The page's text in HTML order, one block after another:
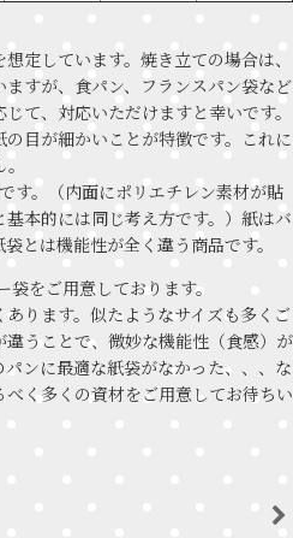
定しています。焼き立ての場合は、
すが、食パン、フランスパン袋など
て、対応いただけますと幸いです。
目が細かいことが特徴です。これに
す。（内面にポリエチレン素材が貼
本的には同じ考え方です。）紙はバ
とは機能性が全く違う商品です。
をご用意しております。
ります。似たようなサイズも多くご
うことで、微妙な機能性（食感）が
ンに最適な紙袋がなかった、、、な
く多くの資材をご用意してお待ちい